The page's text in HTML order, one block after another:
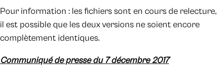
Pour information : les fichiers sont en cours de relecture,
il est possible que les deux versions ne soient encore
complètement identiques.
Communiqué de presse du 7 décembre 2017